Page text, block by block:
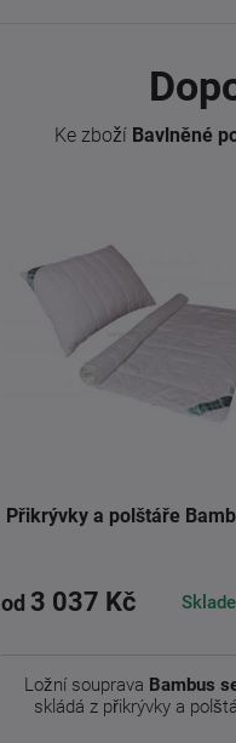
Ke zboží Bavlněné
Přikrývky a polštáře
od 3 037 Kč
Ložní souprava Bambus
skládá z přikrývky a